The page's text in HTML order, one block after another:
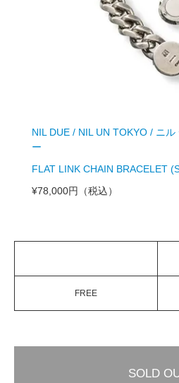
NIL DUE / NIL UN TOKYO / ニ
ー
FLAT LINK CHAIN BRACELET
¥78,000円
（税込）
FREE
SOLD